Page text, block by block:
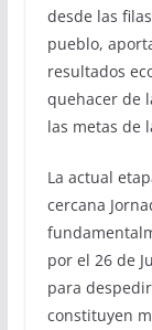
desde las
pueblo,
resultados
quehacer de
las metas de
La actual
cercana
por el 26 de
para
constituyen